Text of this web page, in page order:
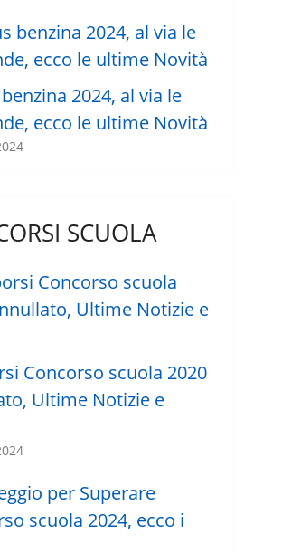
2024, al via le
ecco le ultime Novità
SCUOLA
Concorso scuola 2020
Ultime Notizie e